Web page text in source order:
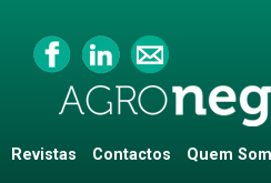
Revistas Contactos Quem